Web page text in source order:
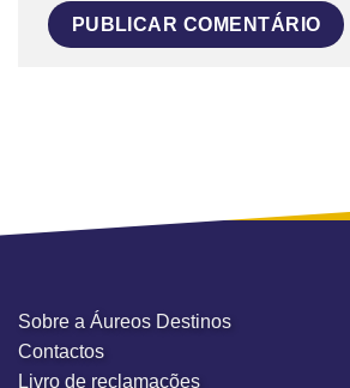
Sobre a Áureos Destinos
Contactos
Livro de reclamações